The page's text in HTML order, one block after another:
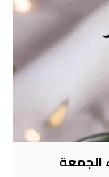
الجمعة